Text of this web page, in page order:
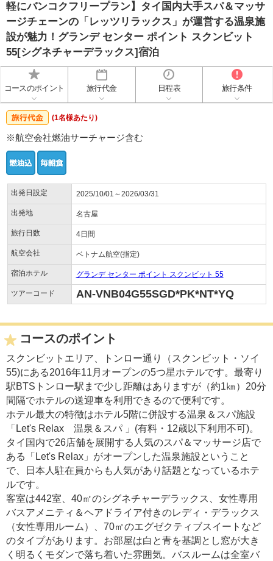
軽にバンコクフリープラン】タイ国内大手スパ＆マッサ
ージチェーンの「レッツリラックス」が運営する温泉施
設が魅力！グランデ センター ポイント スクンビット
55[シグネチャーデラックス]宿泊
コースのポイント 旅行代金 日程表 旅行条件
(1名様あたり)
※航空会社燃油サーチャージ含む
出発日設定 2025/10/01～2026/03/31
出発地 名古屋
旅行日数 4日間
航空会社 ベトナム航空(指定)
宿泊ホテル グランデ センター ポイント スクンビット 55
ツアーコード AN-VNB04G55SGD*PK*NT*YQ
コースのポイント
スクンビットエリア、トンロー通り（スクンビット・ソイ
55)にある2016年11月オープンの5つ星ホテルです。最寄り
駅BTSトンロー駅まで少し距離はありますが（約1㎞）20分
間隔でホテルの送迎車を利用できるので便利です。
ホテル最大の特徴はホテル5階に併設する温泉＆スパ施設
「Let's Relax 温泉＆スパ 」(有料・12歳以下利用不可)。
タイ国内で26店舗を展開する人気のスパ＆マッサージ店で
ある「Let's Relax」がオープンした温泉施設ということ
で、日本人駐在員からも人気があり話題となっているホテ
ルです。
客室は442室、40㎡のシグネチャーデラックス、女性専用
バスアメニティ＆ヘアドライア付きのレディ・デラックス
（女性専用ルーム）、70㎡のエグゼクティブスイートなど
のタイプがあります。お部屋は白と青を基調とし窓が大き
く明るくモダンで落ち着いた雰囲気。バスルームは全室バ